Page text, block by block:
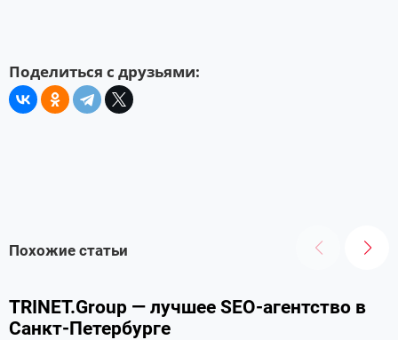
Поделиться с друзьями:
Похожие статьи
TRINET.Group — лучшее SEO-агентство в
Санкт-Петербурге